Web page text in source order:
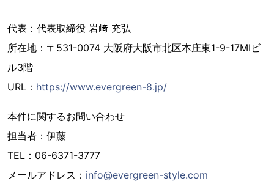
代表：代表取締役 岩﨑 充弘
所在地：〒531-0074 大阪府大阪市北区本庄東1-9-17MIビ
ル3階
URL： https://www.evergreen-8.jp/
本件に関するお問い合わせ
担当者：伊藤
TEL：06-6371-3777
メールアドレス： info@evergreen-style.com